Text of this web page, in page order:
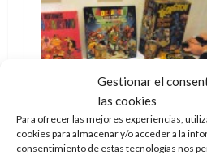
Gestionar el
las cookies
Para ofrecer las mejores experiencias,
cookies para almacenar y/o acceder a la
consentimiento de estas tecnologías nos